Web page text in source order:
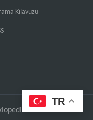
Kılavuzu
TR